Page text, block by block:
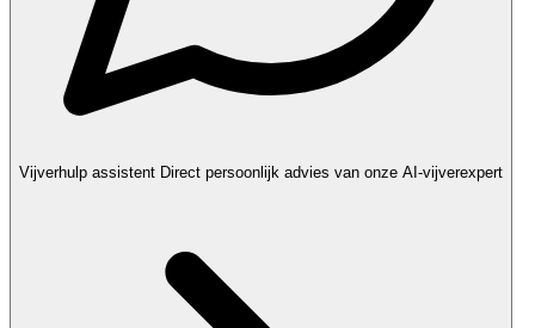
Vijverhulp assistent Direct persoonlijk advies van onze AI-vijverexpert